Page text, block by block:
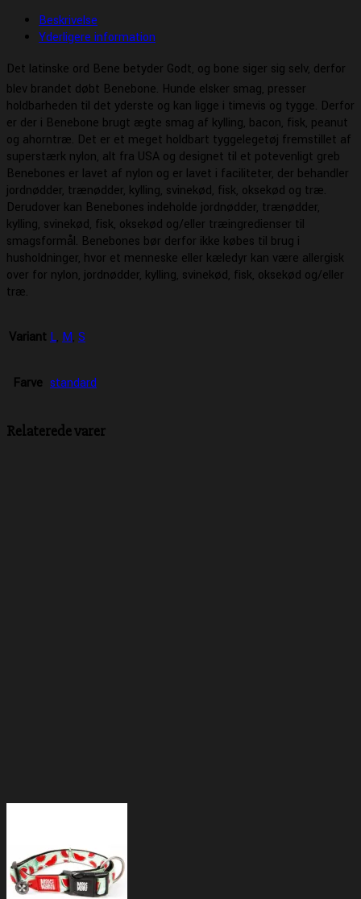
Beskrivelse
Yderligere information
Det latinske ord Bene betyder Godt, og bone siger sig selv, derfor
blev brandet døbt Benebone. Hunde elsker smag, presser
holdbarheden til det yderste og kan ligge i timevis og tygge. Derfor
er der i Benebone brugt ægte smag af kylling, bacon, fisk, peanut
og ahorntræ. Det er et meget holdbart tyggelegetøj fremstillet af
superstærk nylon, alt fra USA og designet til et potevenligt greb
Benebones er lavet af nylon og er lavet i faciliteter, der behandler
jordnødder, trænødder, kylling, svinekød, fisk, oksekød og træ.
Derudover kan Benebones indeholde jordnødder, trænødder,
kylling, svinekød, fisk, oksekød og/eller træingredienser til
smagsformål. Benebones bør derfor ikke købes til brug i
husholdninger, hvor et menneske eller kæledyr kan være allergisk
over for nylon, jordnødder, kylling, svinekød, fisk, oksekød og/eller
træ.
Variant L, M, S
Farve standard
Relaterede varer